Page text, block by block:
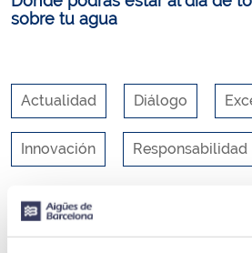
sobre tu agua
Actualidad Diálogo
Innovación Responsabilidad